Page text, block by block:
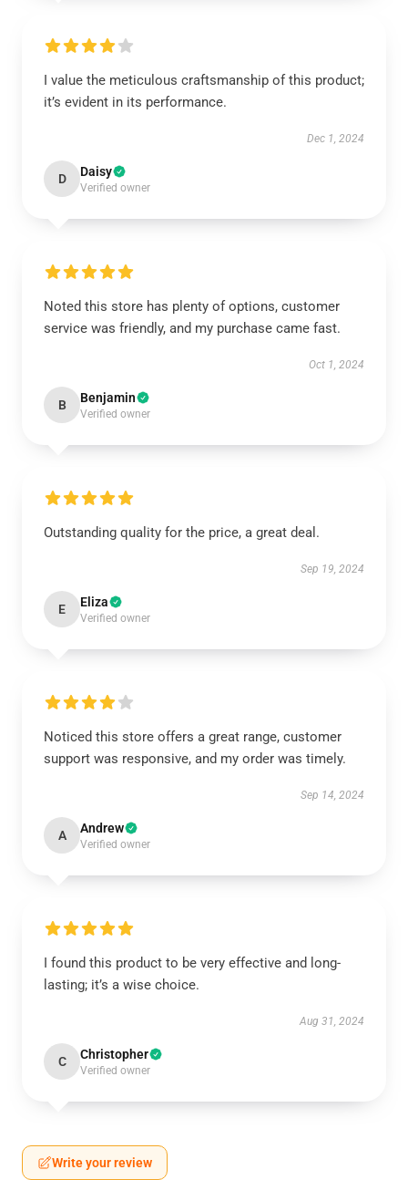
I value the meticulous craftsmanship of this product;
it’s evident in its performance.
Dec 1, 2024
D Daisy
Verified owner
Noted this store has plenty of options, customer
service was friendly, and my purchase came fast.
Oct 1, 2024
B Benjamin
Verified owner
Outstanding quality for the price, a great deal.
Sep 19, 2024
E Eliza
Verified owner
Noticed this store offers a great range, customer
support was responsive, and my order was timely.
Sep 14, 2024
A Andrew
Verified owner
I found this product to be very effective and long-
lasting; it’s a wise choice.
Aug 31, 2024
C Christopher
Verified owner
Write your review